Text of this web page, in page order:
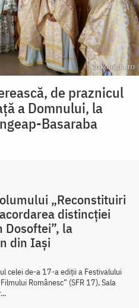
de praznicul
a Domnului, la
Basaraba
„Reconstituiri
distincției
Dosoftei”, la
din Iași
celei de-a 17-a ediții a Festivalului
Românesc” (SFR 17), Sala